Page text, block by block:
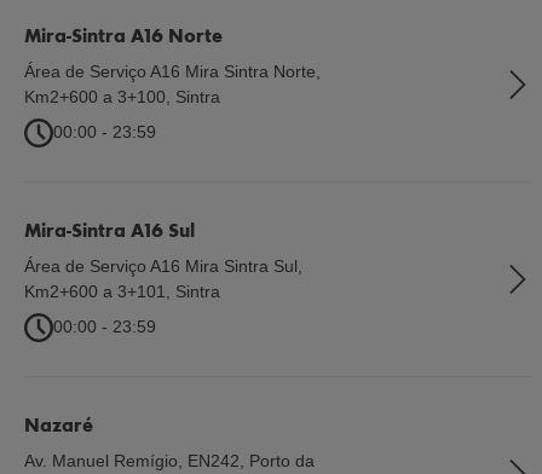
Mira-Sintra A16 Norte
Área de Serviço A16 Mira Sintra Norte,
Km2+600 a 3+100
Sintra
00:00 - 23:59
Mira-Sintra A16 Sul
Área de Serviço A16 Mira Sintra Sul,
Km2+600 a 3+101
Sintra
00:00 - 23:59
Nazaré
Av. Manuel Remígio, EN242, Porto da